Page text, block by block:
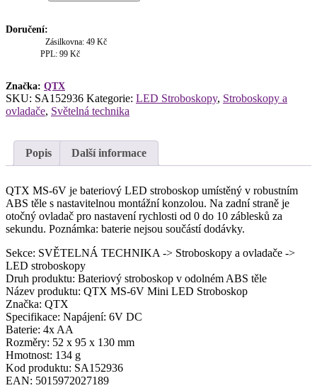
Mini
Stroboskop
Doručení:
Zásilkovna: 49 Kč
PPL: 99 Kč
Značka: QTX
SKU: SA152936 Kategorie: LED Stroboskopy, Stroboskopy a
ovladače, Světelná technika
Popis Další informace
QTX MS-6V je bateriový LED stroboskop umístěný v robustním
ABS těle s nastavitelnou montážní konzolou. Na zadní straně je
otočný ovladač pro nastavení rychlosti od 0 do 10 záblesků za
sekundu. Poznámka: baterie nejsou součástí dodávky.
Sekce: SVĚTELNÁ TECHNIKA -> Stroboskopy a ovladače ->
LED stroboskopy
Druh produktu: Bateriový stroboskop v odolném ABS těle
Název produktu: QTX MS-6V Mini LED Stroboskop
Značka: QTX
Specifikace: Napájení: 6V DC
Baterie: 4x AA
Rozměry: 52 x 95 x 130 mm
Hmotnost: 134 g
Kod produktu: SA152936
EAN: 5015972027189